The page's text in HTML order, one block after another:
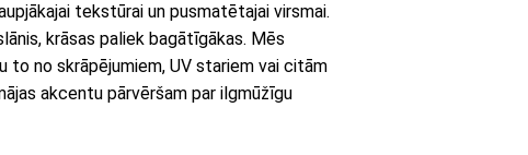
tekstūrai un pusmatētajai virsmai.
krāsas paliek bagātīgākas. Mēs
to no skrāpējumiem, UV stariem vai citām
akcentu pārvēršam par ilgmūžīgu